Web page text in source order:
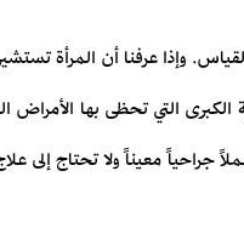
عرفنا أن المرأة
التي تحظى بها
معيناً ولا تحتاج إلى